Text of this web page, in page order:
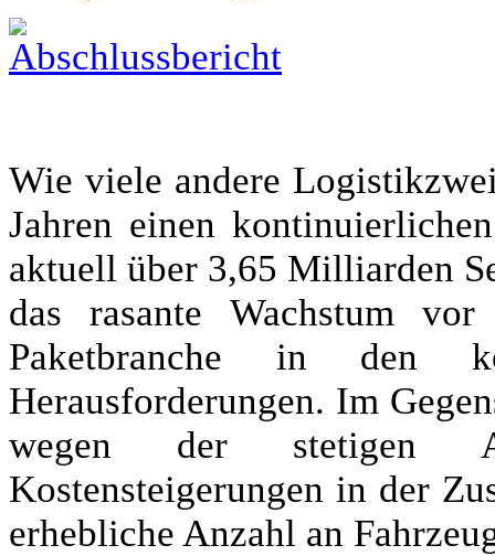
Wie viele andere
Jahren einen
aktuell über 3,65 Milliarden
das rasante Wachstum
Paketbranche in den
Herausforderungen. Im
wegen der stetigen
Kostensteigerungen in der
erhebliche Anzahl an